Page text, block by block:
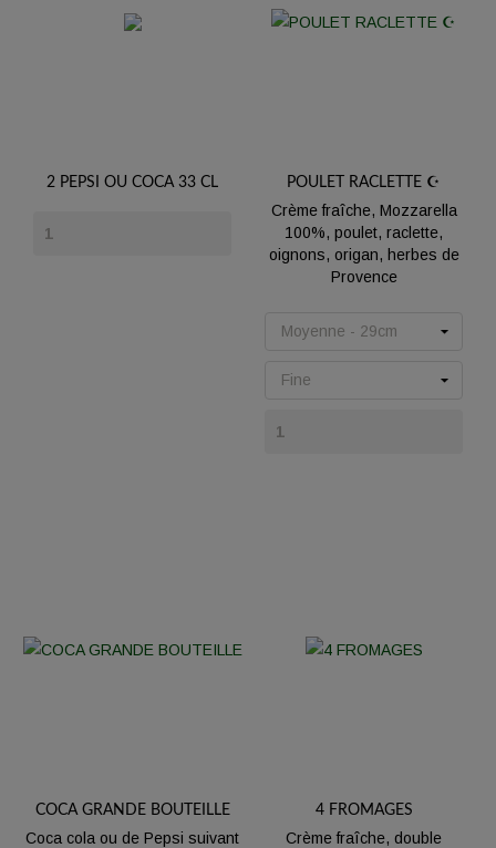
2 PEPSI OU COCA 33 CL POULET RACLETTE ☪️
Crème fraîche, Mozzarella
100%, poulet, raclette,
oignons, origan, herbes de
Provence
COCA GRANDE BOUTEILLE
Coca cola ou de Pepsi suivant
4 FROMAGES
Crème fraîche, double